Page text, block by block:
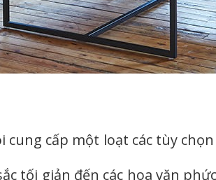
cấp một loạt các tùy chọn
tối giản đến các hoa văn